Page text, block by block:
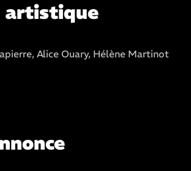
artistique
Alice Ouary, Hélène Martinot
Martinot
Martinot